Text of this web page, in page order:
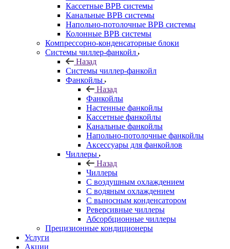
Кассетные ВРВ системы
Канальные ВРВ системы
Напольно-потолочные ВРВ системы
Колонные ВРВ системы
Компрессорно-конденсаторные блоки
Системы чиллер-фанкойл
Назад
Системы чиллер-фанкойл
Фанкойлы
Назад
Фанкойлы
Настенные фанкойлы
Кассетные фанкойлы
Канальные фанкойлы
Напольно-потолочные фанкойлы
Аксессуары для фанкойлов
Чиллеры
Назад
Чиллеры
С воздушным охлаждением
С водяным охлаждением
С выносным конденсатором
Реверсивные чиллеры
Абсорбционные чиллеры
Прецизионные кондиционеры
Услуги
Акции